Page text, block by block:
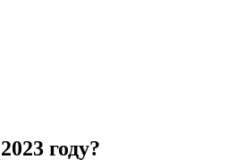
году?